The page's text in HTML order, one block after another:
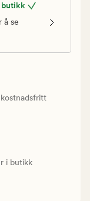
butikk
å se
i butikk